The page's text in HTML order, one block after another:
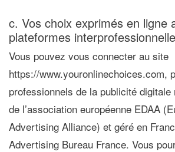
c. Vos choix exprimés en ligne
plateformes
Vous pouvez vous connecter au site
https://www.youronlinechoices.com,
professionnels de la publicité
de l’association européenne EDAA
Advertising Alliance) et géré en
Advertising Bureau France. Vous